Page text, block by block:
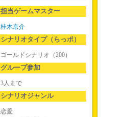
担当ゲームマスター
桂木京介
シナリオタイプ（らっポ）
ゴールドシナリオ（200）
グループ参加
3人まで
シナリオジャンル
恋愛